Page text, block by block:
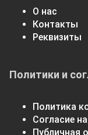
О нас
Контакты
Реквизиты
Политики и
Политика
Согласие
Публичная